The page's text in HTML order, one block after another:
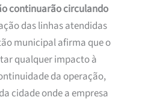
continuarão circulando
das linhas atendidas
municipal afirma que o
qualquer impacto à
da operação,
cidade onde a empresa